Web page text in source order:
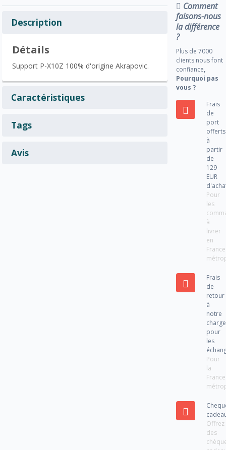
Description
Détails
Support P-X10Z 100% d'origine Akrapovic.
Caractéristiques
Tags
Avis
Comment
faisons-nous
la différence
?
Plus de 7000
clients nous font
confiance,
Pourquoi pas
vous ?
Frais
de
port
offerts
à
partir
de
129
EUR
Pour
les
à
livrer
en
France
Frais
de
retour
à
notre
charge
pour
les
Pour
la
France
Offrez
des